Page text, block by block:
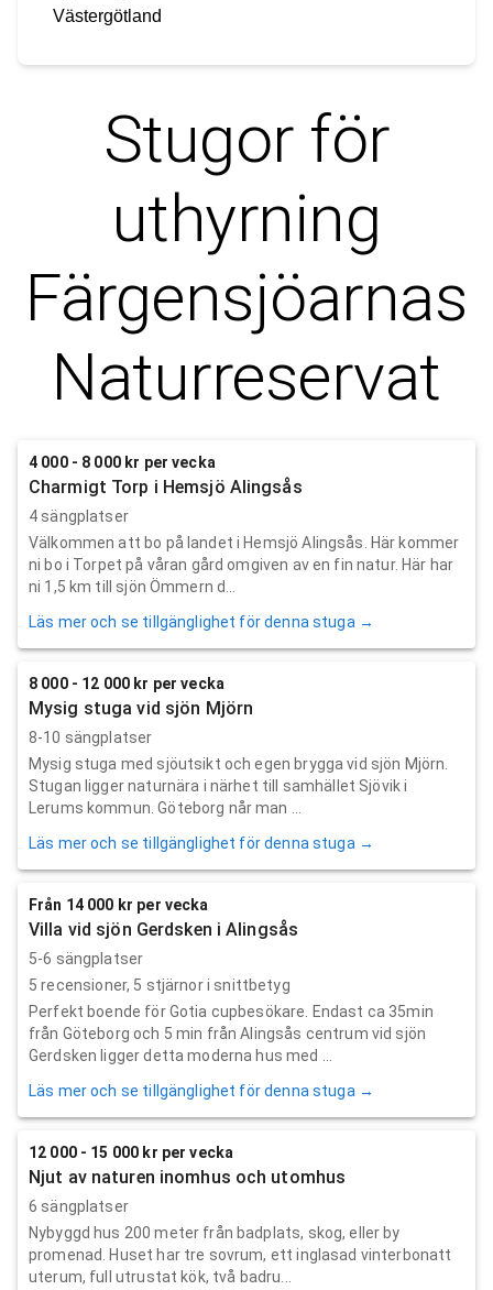
Västergötland
Stugor för
uthyrning
Färgensjöarnas
Naturreservat
4 000 - 8 000 kr per vecka
Charmigt Torp i Hemsjö Alingsås
4 sängplatser
Välkommen att bo på landet i Hemsjö Alingsås. Här kommer
ni bo i Torpet på våran gård omgiven av en fin natur. Här har
ni 1,5 km till sjön Ömmern d...
Läs mer och se tillgänglighet för denna stuga →
8 000 - 12 000 kr per vecka
Mysig stuga vid sjön Mjörn
8-10 sängplatser
Mysig stuga med sjöutsikt och egen brygga vid sjön Mjörn.
Stugan ligger naturnära i närhet till samhället Sjövik i
Lerums kommun. Göteborg når man ...
Läs mer och se tillgänglighet för denna stuga →
Från 14 000 kr per vecka
Villa vid sjön Gerdsken i Alingsås
5-6 sängplatser
5 recensioner, 5 stjärnor i snittbetyg
Perfekt boende för Gotia cupbesökare. Endast ca 35min
från Göteborg och 5 min från Alingsås centrum vid sjön
Gerdsken ligger detta moderna hus med ...
Läs mer och se tillgänglighet för denna stuga →
12 000 - 15 000 kr per vecka
Njut av naturen inomhus och utomhus
6 sängplatser
Nybyggd hus 200 meter från badplats, skog, eller by
promenad. Huset har tre sovrum, ett inglasad vinterbonatt
uterum, full utrustat kök, två badru...